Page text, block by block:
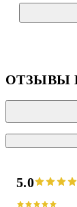
ОТЗЫВЫ
5.0